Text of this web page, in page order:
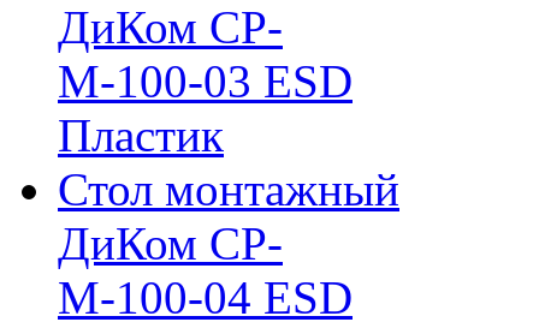
ДиКом СР-
М-100-03 ESD
Пластик
Стол монтажный
ДиКом СР-
М-100-04 ESD